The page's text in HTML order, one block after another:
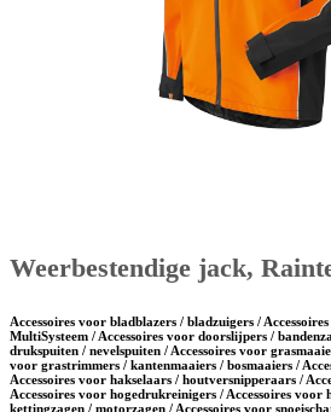
Weerbestendige jack,
Accessoires voor bladblazers / bladzuigers /
MultiSysteem / Accessoires voor doorslijpers /
drukspuiten / nevelspuiten / Accessoires voor
voor grastrimmers / kantenmaaiers / bosmaaiers /
Accessoires voor hakselaars / houtversnipperaars /
Accessoires voor hogedrukreinigers / Accessoires voor
kettingzagen / motorzagen / Accessoires voor